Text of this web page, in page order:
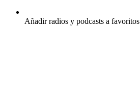
Añadir radios y podcasts a favoritos